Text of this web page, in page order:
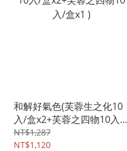
和解好氣色(芙蓉生之化10
入/盒x2+芙蓉之四物10入/
盒x1 )
NT$1,287
NT$1,120